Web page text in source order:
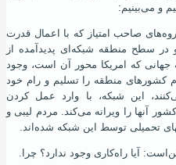
و می‌بینیم:
صاحب امتیاز که با اعمال قدرت
در سطح منطقه شبکه‌ای پدیدآمده از
جهانی که امریکا محور آن است، وجود
کشورهای منطقه را تسلیم و رام خود
این شبکه، با وارد عمل کردن
آنها را ویرانه می‌کند. مردم لیبی و
تحمیلی توسط این شبکه شده‌اند.
آیا راه‌کاری وجود ندارد؟ چرا.